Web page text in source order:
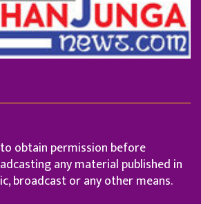
obtain permission before
any material published in
broadcast or any other means.